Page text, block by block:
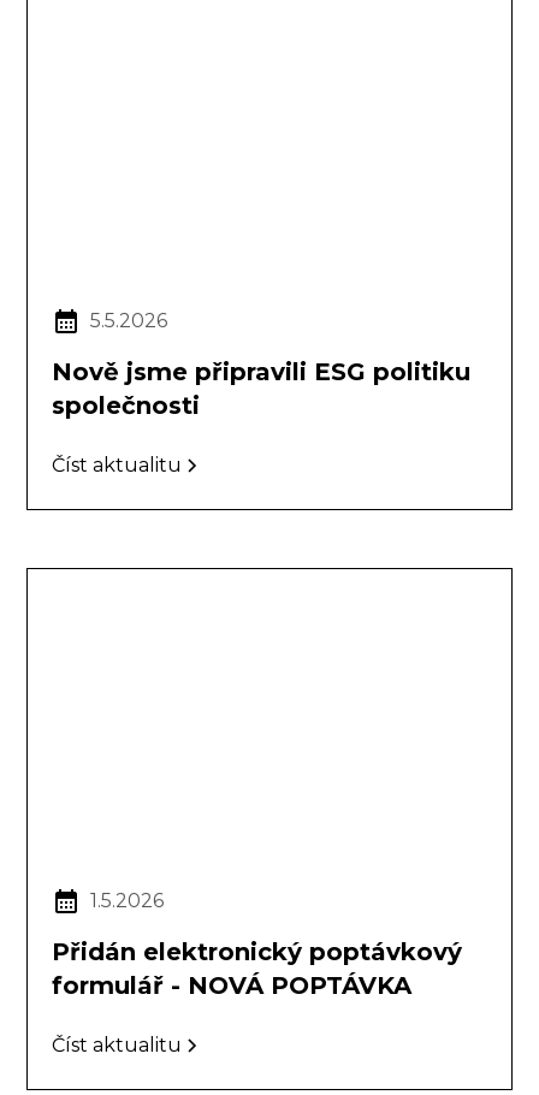
5.5.2026
Nově jsme připravili ESG politiku
společnosti
Číst aktualitu
1.5.2026
Přidán elektronický poptávkový
formulář - NOVÁ POPTÁVKA
Číst aktualitu